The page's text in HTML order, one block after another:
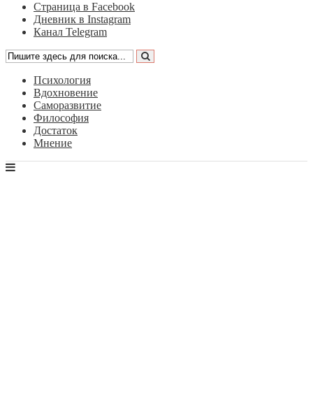
Страница в Facebook
Дневник в Instagram
Канал Telegram
Психология
Вдохновение
Саморазвитие
Философия
Достаток
Мнение